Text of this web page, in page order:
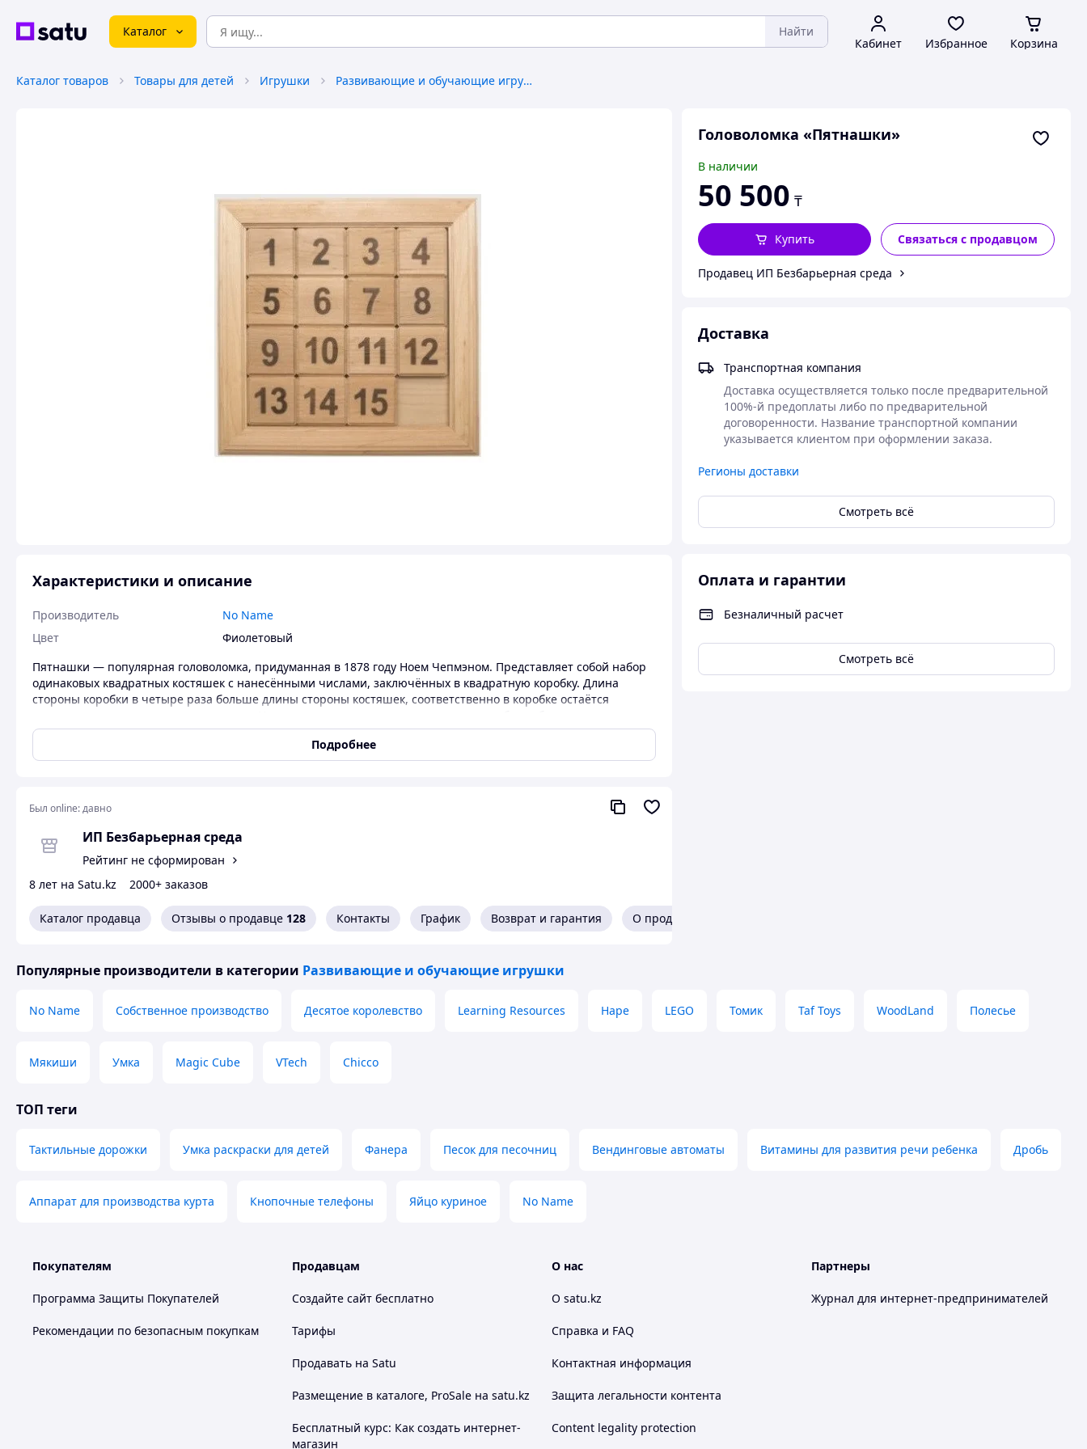
Каталог Найти
Кабинет Избранное Корзина
Каталог товаров Товары для детей Игрушки Развивающие и обучающие игрушки
Головоломка «Пятнашки»
В наличии
50 500 ₸
Купить Связаться с продавцом
Продавец ИП Безбарьерная среда
Доставка
Транспортная компания
Доставка осуществляется только после предварительной
100%-й предоплаты либо по предварительной
договоренности. Название транспортной компании
указывается клиентом при оформлении заказа.
Регионы доставки
Смотреть всё
Оплата и гарантии
Безналичный расчет
Смотреть всё
Характеристики и описание
Производитель
No Name
Цвет
Фиолетовый
Пятнашки — популярная головоломка, придуманная в 1878 году Ноем Чепмэном. Представляет собой набор
одинаковых квадратных костяшек с нанесёнными числами, заключённых в квадратную коробку. Длина
стороны коробки в четыре раза больше длины стороны костяшек, соответственно в коробке остаётся
упорядочивания их по номерам, желательно сделав как можно меньше перемещений.
Данная игра позволяет сохранять лучшее время и количество ходов.
Ширина: 580 мм.
Толщина: 12 мм.
Вес - 5,5 кг.
Объем - 0,014 м3.
Примечание: предприятие-изготовитель оставляет за собой право, без уведомления потребителя, вносить
незначительные изменения в конструкцию, комплектацию, технические характеристики, внешний вид,
Подробнее
Был online:давно
ИП Безбарьерная среда
Рейтинг не сформирован
8 лет на Satu.kz
2000+ заказов
Каталог продавца Отзывы о продавце 128 Контакты График Возврат и гарантия О продавце
Популярные производители в категории Развивающие и обучающие игрушки
No Name Собственное производство Десятое королевство Learning Resources Hape LEGO Томик Taf Toys WoodLand Полесье
Мякиши Умка Magic Cube VTech Chicco
ТОП теги
Тактильные дорожки Умка раскраски для детей Фанера Песок для песочниц Вендинговые автоматы Витамины для развития речи ребенка Дробь
Аппарат для производства курта Кнопочные телефоны Яйцо куриное No Name
Покупателям
Программа Защиты Покупателей
Рекомендации по безопасным покупкам
Продавцам
Создайте сайт бесплатно
Тарифы
Продавать на Satu
Размещение в каталоге, ProSale на satu.kz
Бесплатный курс: Как создать интернет-
магазин
О нас
О satu.kz
Справка и FAQ
Контактная информация
Защита легальности контента
Content legality protection
Партнеры
Журнал для интернет-предпринимателей